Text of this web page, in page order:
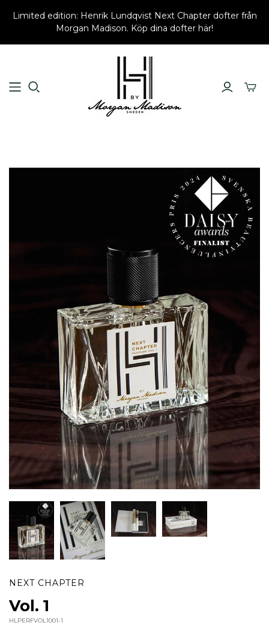
Limited edition: Henrik Lundqvist Next Chapter dofter från
Morgan Madison. Köp dina dofter här!
NEXT CHAPTER
Vol. 1
HLPERFVOL1001-1